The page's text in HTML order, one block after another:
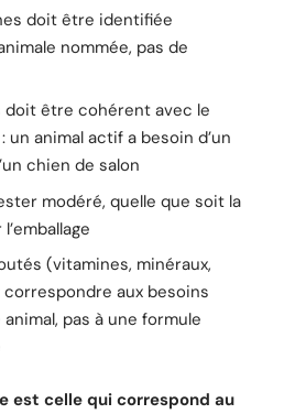
doit être identifiée
nommée, pas de
doit être cohérent avec le
animal actif a besoin d’un
chien de salon
modéré, quelle que soit la
(vitamines, minéraux,
aux besoins
pas à une formule
est celle qui correspond au